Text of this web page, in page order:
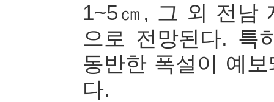
1~5㎝, 그 외 전남
으로 전망된다. 특
동반한 폭설이 예
다.